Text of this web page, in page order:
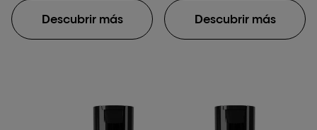
Descubrir más Descubrir más